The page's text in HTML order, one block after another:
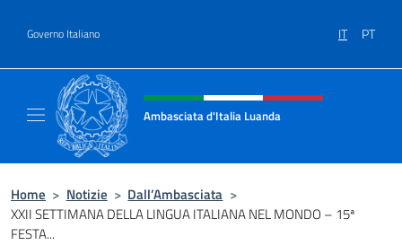
Governo Italiano IT PT
Intestazione sito, social e menù
Ambasciata d'Italia Luanda
Home > Notizie > Dall’Ambasciata >
XXII SETTIMANA DELLA LINGUA ITALIANA NEL MONDO – 15ª
FESTA...